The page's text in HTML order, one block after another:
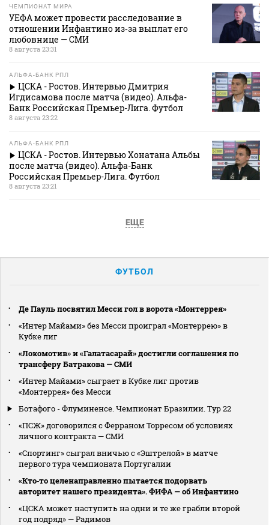
ЧЕМПИОНАТ МИРА
УЕФА может провести расследование в
отношении Инфантино из‑за выплат его
любовнице — СМИ
8 августа 23:31
АЛЬФА-БАНК РПЛ
ЦСКА - Ростов. Интервью Дмитрия
Игдисамова после матча (видео). Альфа-
Банк Российская Премьер-Лига. Футбол
8 августа 23:22
АЛЬФА-БАНК РПЛ
ЦСКА - Ростов. Интервью Хонатана Альбы
после матча (видео). Альфа-Банк
Российская Премьер-Лига. Футбол
8 августа 23:21
ЕЩЕ
ФУТБОЛ
Де Пауль посвятил Месси гол в ворота «Монтеррея»
«Интер Майами» без Месси проиграл «Монтеррею» в
Кубке лиг
«Локомотив» и «Галатасарай» достигли соглашения по
трансферу Батракова — СМИ
«Интер Майами» сыграет в Кубке лиг против
«Монтеррея» без Месси
Ботафого - Флуминенсе. Чемпионат Бразилии. Тур 22
«ПСЖ» договорился с Ферраном Торресом об условиях
личного контракта — СМИ
«Спортинг» сыграл вничью с «Эштрелой» в матче
первого тура чемпионата Португалии
«Кто‑то целенаправленно пытается подорвать
авторитет нашего президента». ФИФА — об Инфантино
«ЦСКА может наступить на одни и те же грабли второй
год подряд» — Радимов